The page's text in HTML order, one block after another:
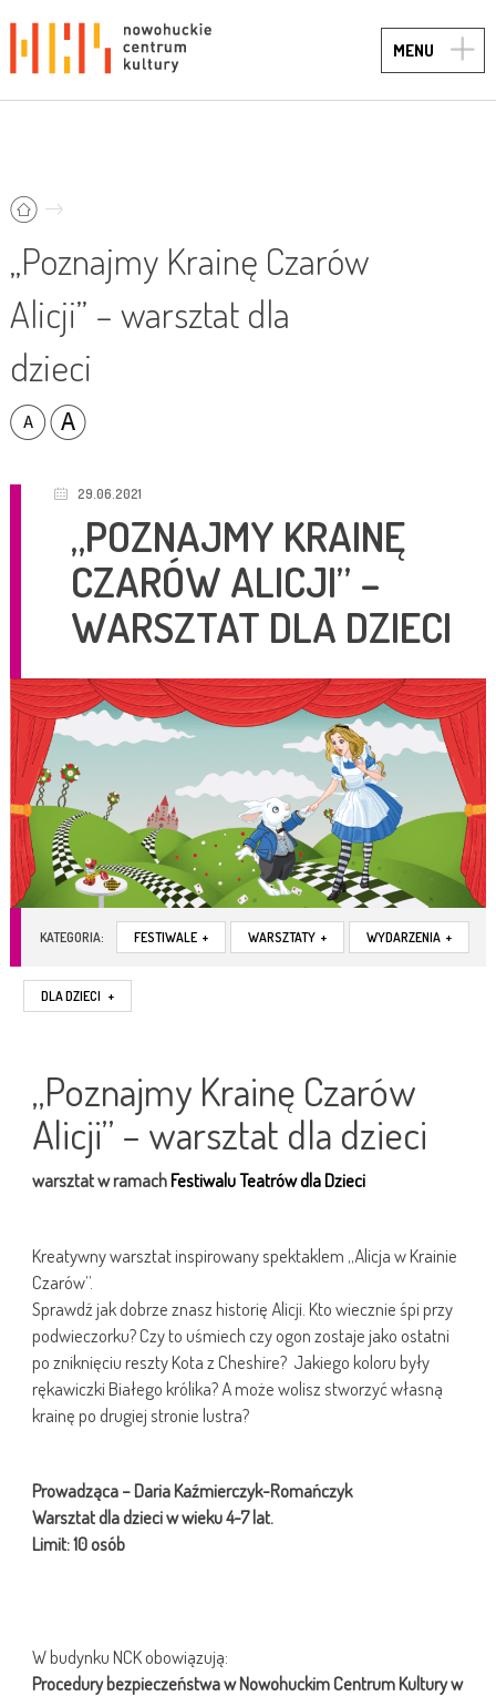
MENU
„Poznajmy Krainę Czarów
Alicji” – warsztat dla
dzieci
29.06.2021
„POZNAJMY KRAINĘ
CZARÓW ALICJI” –
WARSZTAT DLA DZIECI
KATEGORIA: FESTIWALE + WARSZTATY + WYDARZENIA +
DLA DZIECI +
„Poznajmy Krainę Czarów
Alicji” – warsztat dla dzieci
warsztat w ramachFestiwalu Teatrów dla Dzieci
Kreatywny warsztat inspirowany spektaklem „Alicja w Krainie
Czarów”.
Sprawdź jak dobrze znasz historię Alicji. Kto wiecznie śpi przy
podwieczorku? Czy to uśmiech czy ogon zostaje jako ostatni
po zniknięciu reszty Kota z Cheshire? Jakiego koloru były
rękawiczki Białego królika? A może wolisz stworzyć własną
krainę po drugiej stronie lustra?
Prowadząca – Daria Kaźmierczyk-Romańczyk
Warsztat dla dzieci w wieku 4-7 lat.
Limit: 10 osób
W budynku NCK obowiązują:
Procedury bezpieczeństwa w Nowohuckim Centrum Kultury w